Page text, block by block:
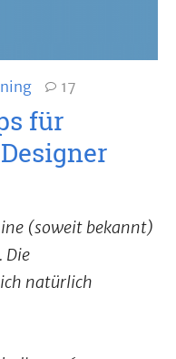
17
für
(soweit bekannt)
Die
natürlich